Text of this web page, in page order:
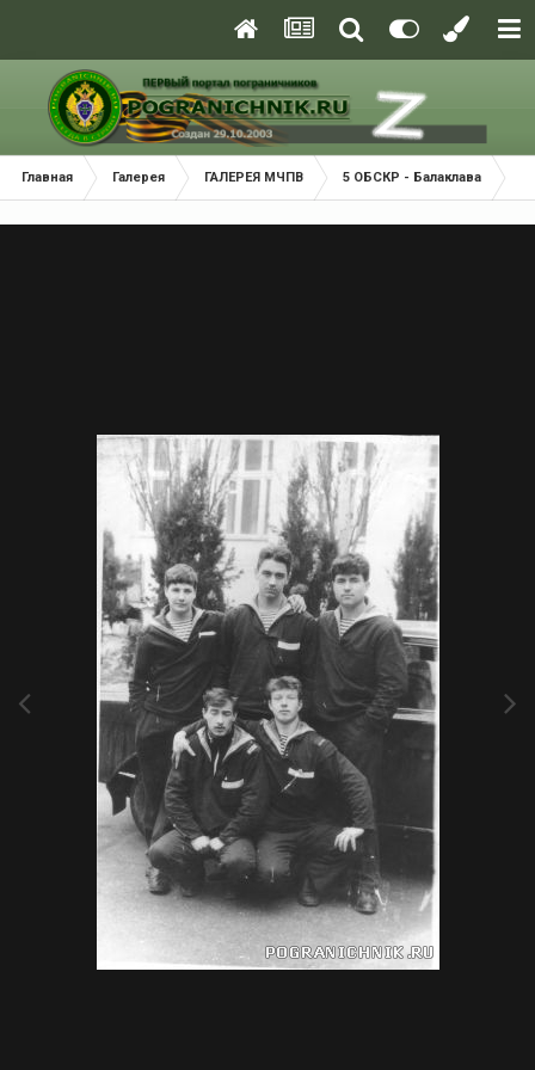
Главная Галерея ГАЛЕРЕЯ МЧПВ 5 ОБСКР - Балаклава